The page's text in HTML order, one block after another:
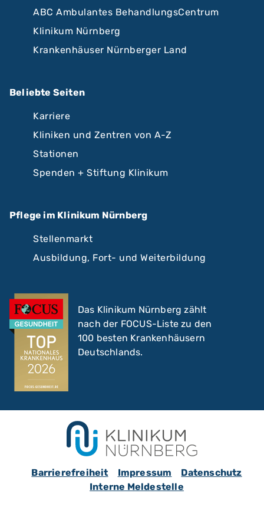
ABC Ambulantes BehandlungsCentrum
Klinikum Nürnberg
Krankenhäuser Nürnberger Land
Beliebte Seiten
Karriere
Kliniken und Zentren von A-Z
Stationen
Spenden + Stiftung Klinikum
Pflege im Klinikum Nürnberg
Stellenmarkt
Ausbildung, Fort- und Weiterbildung
Das Klinikum Nürnberg zählt
nach der FOCUS-Liste zu den
100 besten Krankenhäusern
Deutschlands.
Barrierefreiheit Impressum
Datenschutz
Interne Meldestelle